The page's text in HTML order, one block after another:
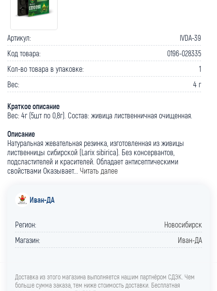
Артикул:
IVDA-39
Код товара:
0196-028335
Кол-во товара в упаковке:
1
Вес:
4 г
Краткое описание
Вес: 4г (5шт по 0,8г). Состав: живица лиственничная очищенная.
Описание
Натуральная жевательная резинка, изготовленная из живицы
лиственницы сибирской (Larix sibirica). Без консервантов,
подсластителей и красителей. Обладает антисептическими
свойствами Оказывает... Читать далее
Иван-ДА
Регион:
Новосибирск
Магазин:
Иван-ДА
Доставка из этого магазина выполняется нашим партнёром СДЭК. Чем
больше сумма заказа, тем ниже стоимость доставки. Бесплатная